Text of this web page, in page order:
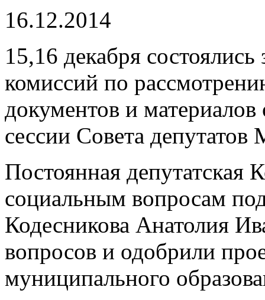
16.12.2014
15,16 декабря
комиссий по
документов и
сессии Совета
Постоянная депутатская
социальным вопросам
Кодесникова Анатолия
вопросов и одобрили
муниципального